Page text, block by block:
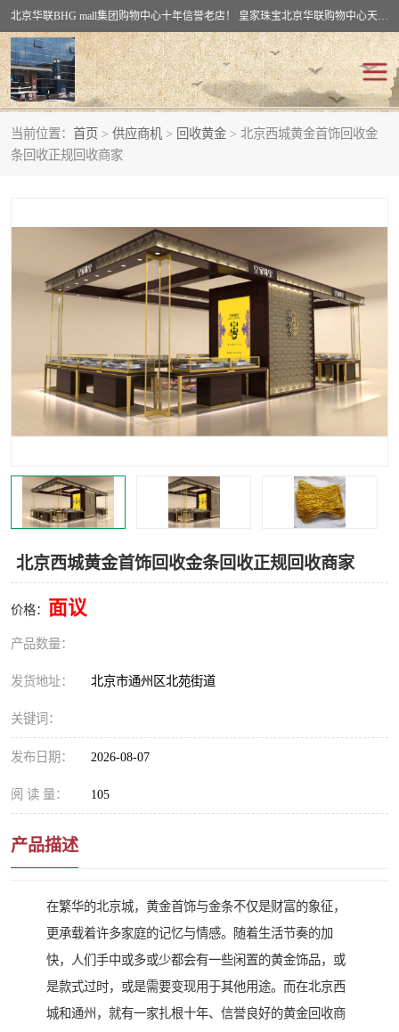
北京华联BHG mall集团购物中心十年信誉老店！ 皇家珠宝北京华联购物中心天时名苑店竭诚欢迎您。 北京市通州区（八通线）通州北苑地铁华联购物中心一层皇家珠宝 北京皇家珠宝通州黄金回收黄金首饰加工店（八通线: 通州北苑地铁华联店）：通州区通州北苑地铁华联购物中心一层皇家珠宝。
当前位置： 首页 > 供应商机 > 回收黄金 > 北京西城黄金首饰回收金
条回收正规回收商家
北京西城黄金首饰回收金条回收正规回收商家
价格： 面议
产品数量：
发货地址： 北京市通州区北苑街道
关键词：
发布日期： 2026-08-07
阅 读 量： 105
产品描述
在繁华的北京城，黄金首饰与金条不仅是财富的象征，
更承载着许多家庭的记忆与情感。随着生活节奏的加
快，人们手中或多或少都会有一些闲置的黄金饰品，或
是款式过时，或是需要变现用于其他用途。而在北京西
城和通州，就有一家扎根十年、信誉良好的黄金回收商
回收黄金